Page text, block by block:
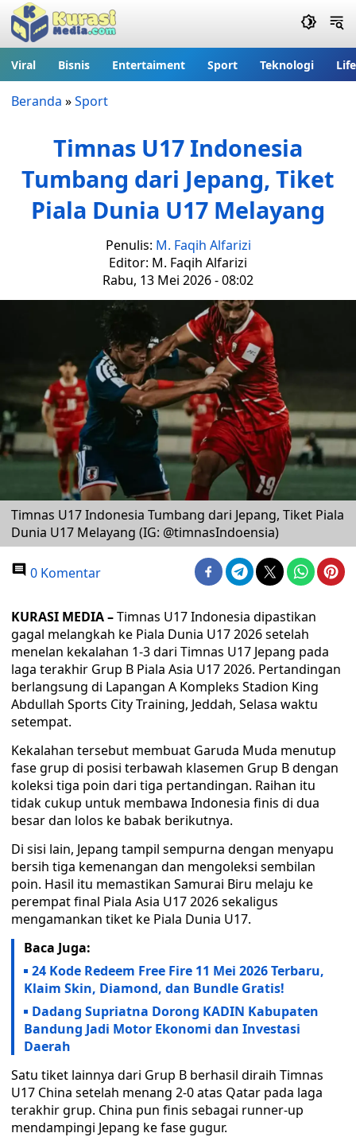
Viral Bisnis Entertaiment Sport Teknologi
Beranda »Sport
Timnas U17 Indonesia
Tumbang dari Jepang, Tiket
Piala Dunia U17 Melayang
Penulis: M. Faqih Alfarizi
Editor: M. Faqih Alfarizi
Rabu, 13 Mei 2026 - 08:02
Timnas U17 Indonesia Tumbang dari Jepang, Tiket Piala
Dunia U17 Melayang (IG: @timnasIndoensia)
0 Komentar
KURASI MEDIA –Timnas U17 Indonesia dipastikan
gagal melangkah ke Piala Dunia U17 2026 setelah
menelan kekalahan 1-3 dari Timnas U17 Jepang pada
laga terakhir Grup B Piala Asia U17 2026. Pertandingan
berlangsung di Lapangan A Kompleks Stadion King
Abdullah Sports City Training, Jeddah, Selasa waktu
setempat.
Kekalahan tersebut membuat Garuda Muda menutup
fase grup di posisi terbawah klasemen Grup B dengan
koleksi tiga poin dari tiga pertandingan. Raihan itu
tidak cukup untuk membawa Indonesia finis di dua
besar dan lolos ke babak berikutnya.
Di sisi lain, Jepang tampil sempurna dengan menyapu
bersih tiga kemenangan dan mengoleksi sembilan
poin. Hasil itu memastikan Samurai Biru melaju ke
perempat final Piala Asia U17 2026 sekaligus
mengamankan tiket ke Piala Dunia U17.
Baca Juga:
24 Kode Redeem Free Fire 11 Mei 2026 Terbaru,
Klaim Skin, Diamond, dan Bundle Gratis!
Dadang Supriatna Dorong KADIN Kabupaten
Bandung Jadi Motor Ekonomi dan Investasi
Daerah
Satu tiket lainnya dari Grup B berhasil diraih Timnas
U17 China setelah menang 2-0 atas Qatar pada laga
terakhir grup. China pun finis sebagai runner-up
mendampingi Jepang ke fase gugur.